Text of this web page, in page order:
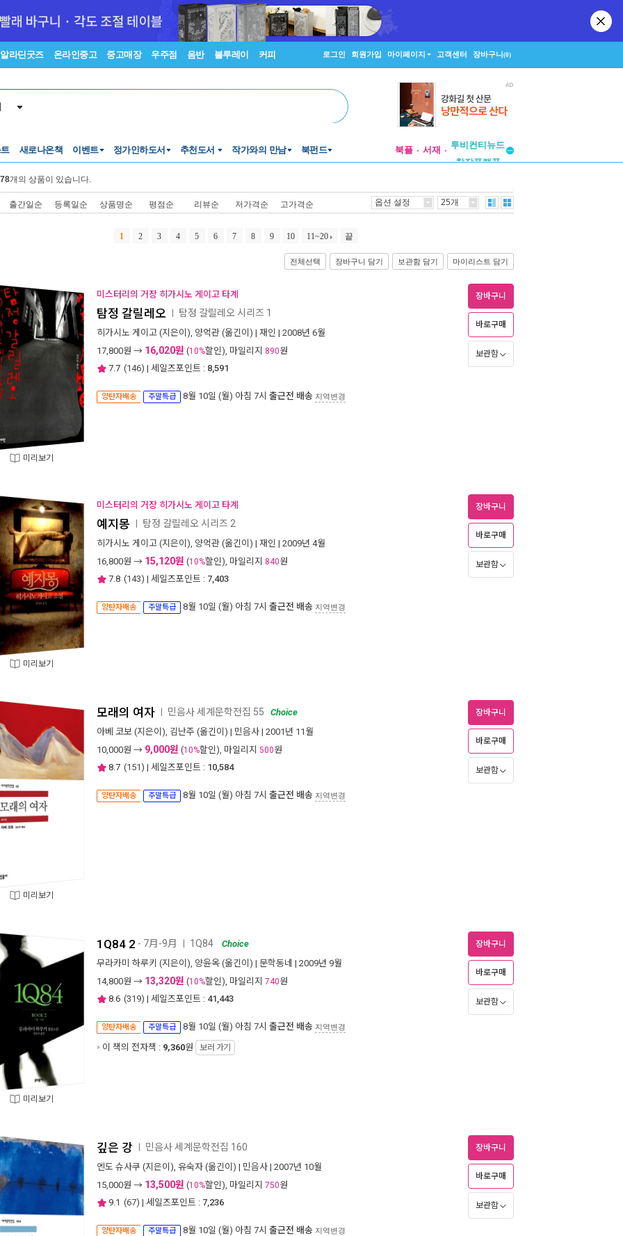
알라딘굿즈 온라인중고 중고매장 우주점 음반 블루레이 커피 로그인 회원가입 마이페이지 고객센터 장바구니(0)
새로나온책 이벤트 정가인하도서 추천도서 작가와의 만남 북펀드 북플 서재
창작플랫폼
개의 상품이 있습니다.
출간일순 등록일순 상품명순 평점순 리뷰순 저가격순 고가격순 옵션 설정 25개
1 2 3 4 5 6 7 8 9 10 11~20 끝
전체선택 장바구니 담기 보관함 담기 마이리스트 담기
미리보기
미스터리의 거장 히가시노 게이고 타계
탐정 갈릴레오 탐정 갈릴레오 시리즈 1
히가시노 게이고 (지은이), 양억관 (옮긴이) | 재인 | 2008년 6월
17,800원 → 16,020원 (10%할인), 마일리지 890원
7.7 (146) | 세일즈포인트 : 8,591
양탄자배송 주말특급 8월 10일 (월) 아침 7시 출근전 배송 지역변경
장바구니
바로구매
보관함
미리보기
미스터리의 거장 히가시노 게이고 타계
예지몽 탐정 갈릴레오 시리즈 2
히가시노 게이고 (지은이), 양억관 (옮긴이) | 재인 | 2009년 4월
16,800원 → 15,120원 (10%할인), 마일리지 840원
7.8 (143) | 세일즈포인트 : 7,403
양탄자배송 주말특급 8월 10일 (월) 아침 7시 출근전 배송 지역변경
장바구니
바로구매
보관함
미리보기
모래의 여자 민음사 세계문학전집 55
Choice
아베 코보 (지은이), 김난주 (옮긴이) | 민음사 | 2001년 11월
10,000원 → 9,000원 (10%할인), 마일리지 500원
8.7 (151) | 세일즈포인트 : 10,584
양탄자배송 주말특급 8월 10일 (월) 아침 7시 출근전 배송 지역변경
장바구니
바로구매
보관함
미리보기
1Q84 2 - 7月-9月 1Q84
Choice
무라카미 하루키 (지은이), 양윤옥 (옮긴이) | 문학동네 | 2009년 9월
14,800원 → 13,320원 (10%할인), 마일리지 740원
8.6 (319) | 세일즈포인트 : 41,443
양탄자배송 주말특급 8월 10일 (월) 아침 7시 출근전 배송 지역변경
이 책의 전자책 : 9,360원 보러 가기
장바구니
바로구매
보관함
깊은 강 민음사 세계문학전집 160
엔도 슈사쿠 (지은이), 유숙자 (옮긴이) | 민음사 | 2007년 10월
15,000원 → 13,500원 (10%할인), 마일리지 750원
9.1 (67) | 세일즈포인트 : 7,236
양탄자배송 주말특급 8월 10일 (월) 아침 7시 출근전 배송 지역변경
장바구니
바로구매
보관함